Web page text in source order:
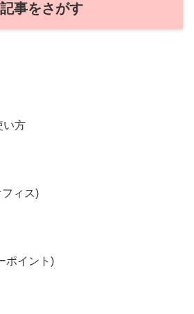
事をさがす
い方
フィス)
ポイント)